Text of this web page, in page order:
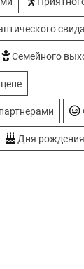
Семейного
Дня рождения